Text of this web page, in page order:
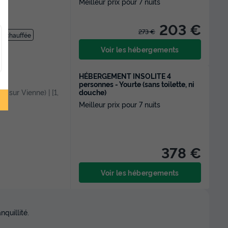
chauffée 273 € 203 €
Voir les hébergements
sur Vienne) | [1,
HÉBERGEMENT INSOLITE 4
personnes - Yourte (sans toilette, ni
douche)
Meilleur prix pour 7 nuits
378 €
Voir les hébergements